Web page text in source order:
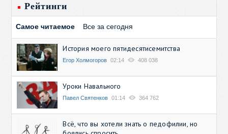
Рейтинги
Самое читаемое Все за сегодня
История моего пятидесятисемитства
Егор Холмогоров 02:14 408 038
Уроки Навального
Павел Святенков 01:14 364 762
Всё, что вы хотели знать о педофилии, но